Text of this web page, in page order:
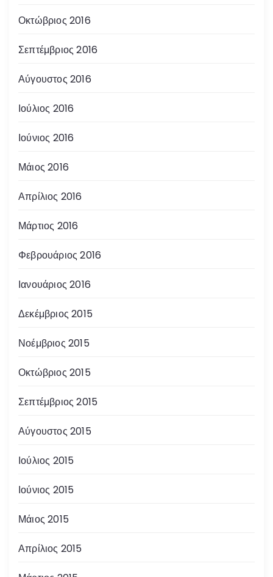
Οκτώβριος 2016
Σεπτέμβριος 2016
Αύγουστος 2016
Ιούλιος 2016
Ιούνιος 2016
Μάιος 2016
Απρίλιος 2016
Μάρτιος 2016
Φεβρουάριος 2016
Ιανουάριος 2016
Δεκέμβριος 2015
Νοέμβριος 2015
Οκτώβριος 2015
Σεπτέμβριος 2015
Αύγουστος 2015
Ιούλιος 2015
Ιούνιος 2015
Μάιος 2015
Απρίλιος 2015